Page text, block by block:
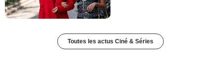
Toutes les actus Ciné & Séries